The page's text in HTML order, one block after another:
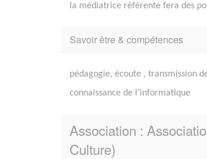
la médiatrice référente fera des
Savoir être & compétences
pédagogie, écoute , transmission
connaissance de l'informatique
Association :
Culture)